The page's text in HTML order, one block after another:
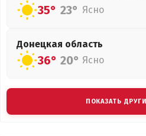
35° 23° Ясно
Донецкая область
36° 20° Ясно
ПОКАЗАТЬ